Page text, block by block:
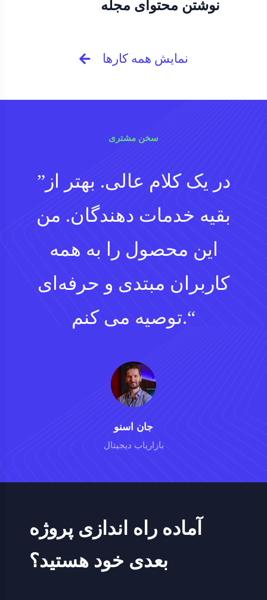
نوشتن محتوای مجله
نمایش همه کارها
سخن مشتری
”در یک کلام عالی. بهتر از
بقیه خدمات دهندگان. من
این محصول را به همه
کاربران مبتدی و حرفه‌ای
توصیه می کنم.“
جان اسنو
بازاریاب دیجیتال
آماده راه اندازی پروژه
بعدی خود هستید؟